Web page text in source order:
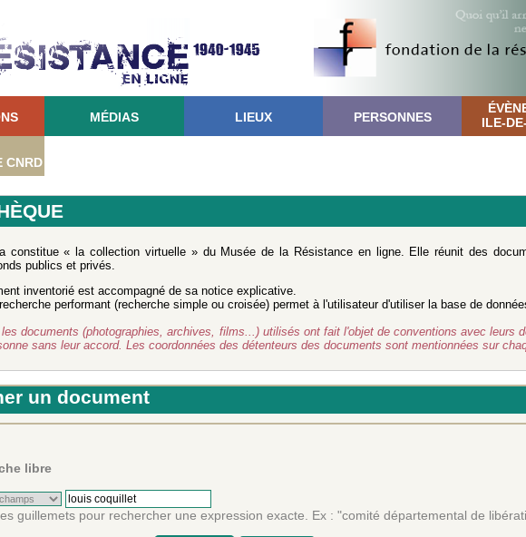
MÉDIAS LIEUX PERSONNES
ILE-
CNRD
constitue « la collection virtuelle » du Musée de la Résistance en ligne. Elle réunit des
publics et privés.
inventorié est accompagné de sa notice explicative.
performant (recherche simple ou croisée) permet à l'utilisateur d'utiliser la base de
documents (photographies, archives, films...) utilisés ont fait l'objet de conventions avec leurs
sans leur accord. Les coordonnées des détenteurs des documents sont mentionnées sur
un document
libre
guillemets pour rechercher une expression exacte. Ex : "comité départemental de